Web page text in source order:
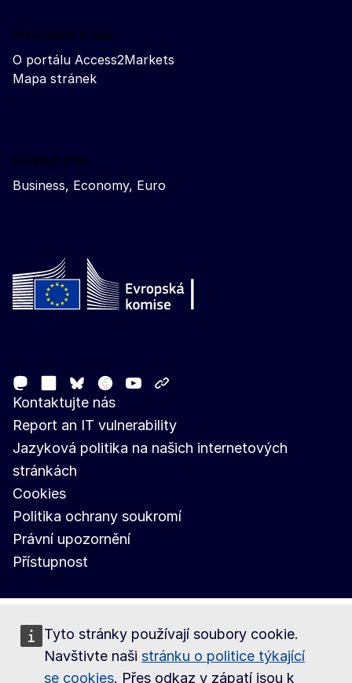
Tyto stránky používají soubory cookie.
Navštivte naši stránku o politice týkající
se cookies. Přes odkaz v zápatí jsou k
Informace o nás
O portálu Access2Markets
Mapa stránek
Related sites
Business, Economy, Euro
MastodonLinkedIn
Bluesky
Facebook
Youtube
Kontaktujte nás
Report an IT vulnerability
Jazyková politika na našich internetových
stránkách
Cookies
Politika ochrany soukromí
Právní upozornění
Přístupnost